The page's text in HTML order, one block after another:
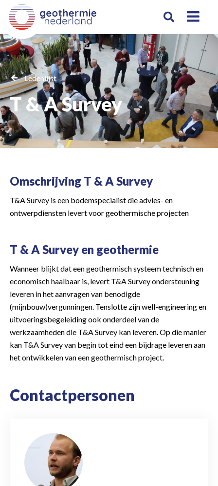
Ledenlijst
T & A Survey
Omschrijving T & A Survey
T&A Survey is een bodemspecialist die advies- en
ontwerpdiensten levert voor geothermische projecten
T & A Survey en geothermie
Wanneer blijkt dat een geothermisch systeem technisch en
economisch haalbaar is, levert T&A Survey ondersteuning
leveren in het aanvragen van benodigde
(mijnbouw)vergunningen. Tenslotte zijn well-engineering en
uitvoeringsbegeleiding ook onderdeel van de
werkzaamheden die T&A Survey kan leveren. Op die manier
kan T&A Survey van begin tot eind een bijdrage leveren aan
het ontwikkelen van een geothermisch project.
Contactpersonen